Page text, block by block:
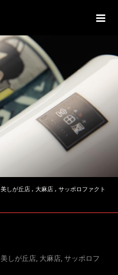
美しが丘店 , 大麻店 , サッポロファクト
美しが丘店, 大麻店,サッポロフ